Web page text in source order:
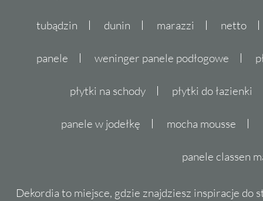
tubądzin dunin marazzi netto
panele weninger panele podłogowe
płytki na schody płytki do łazienki
panele w jodełkę mocha mousse
panele classen
Dekordia to miejsce, gdzie znajdziesz inspiracje do